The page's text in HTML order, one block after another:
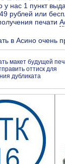
у нас 1 пункт
рублей или
печати
в Асино очень
макет будущей
оттиск для
дубликата